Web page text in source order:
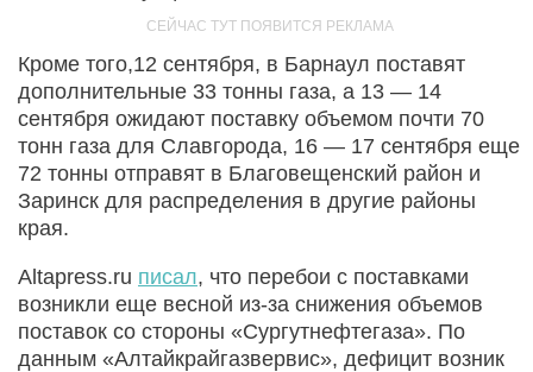
Кроме того,12 сентября, в Барнаул поставят
дополнительные 33 тонны газа, а 13 — 14
сентября ожидают поставку объемом почти 70
тонн газа для Славгорода, 16 — 17 сентября еще
72 тонны отправят в Благовещенский район и
Заринск для распределения в другие районы
края.
Altapress.ru писал, что перебои с поставками
возникли еще весной из-за снижения объемов
поставок со стороны «Сургутнефтегаза». По
данным «Алтайкрайгазвервис», дефицит возник